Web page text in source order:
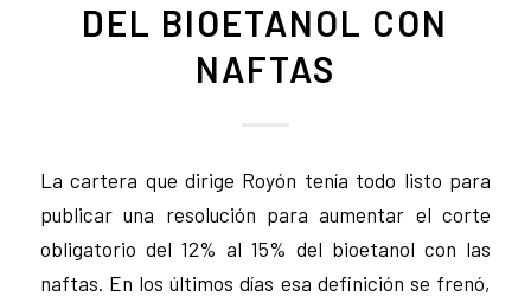
DEL BIOETANOL CON
NAFTAS
La cartera que dirige Royón tenía todo listo para
publicar una resolución para aumentar el corte
obligatorio del 12% al 15% del bioetanol con las
naftas. En los últimos días esa definición se frenó,